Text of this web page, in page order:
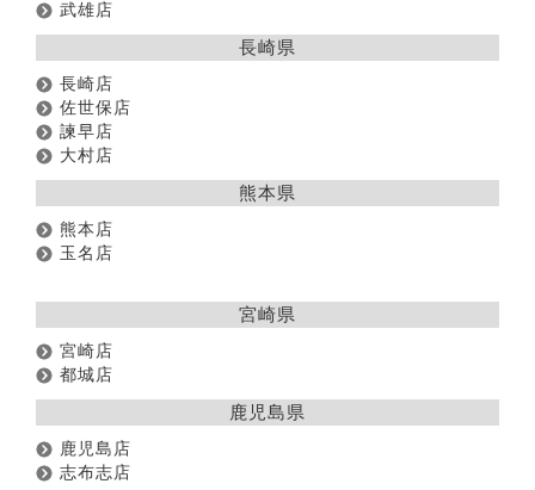
武雄店
長崎県
長崎店
佐世保店
諫早店
大村店
熊本県
熊本店
玉名店
宮崎県
宮崎店
都城店
鹿児島県
鹿児島店
志布志店